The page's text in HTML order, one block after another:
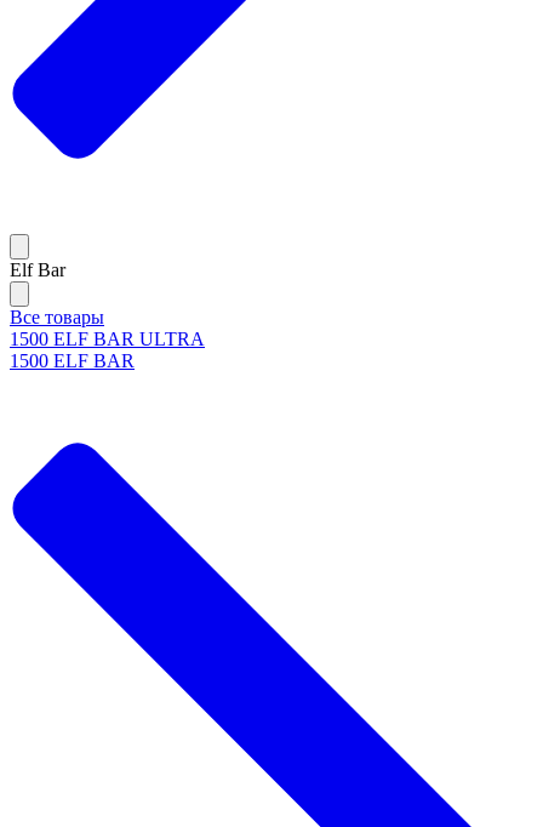
Elf Bar
Все товары
1500 ELF BAR ULTRA
1500 ELF BAR